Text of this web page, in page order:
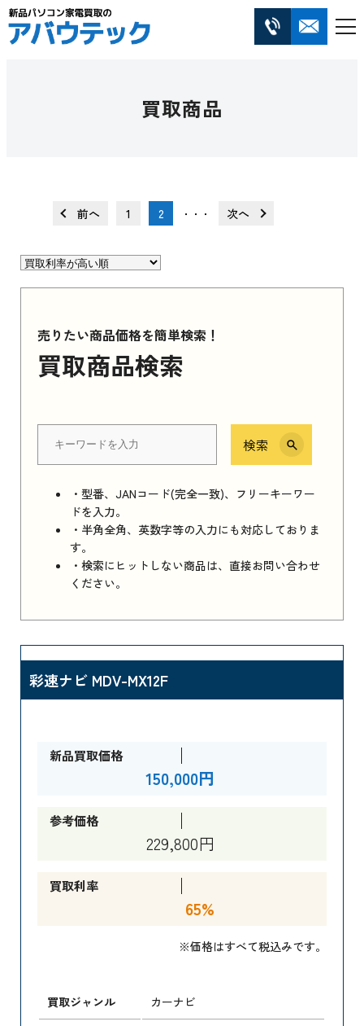
買取商品
前へ 1 2 ・・・ 次へ
売りたい商品価格を簡単検索！
買取商品検索
検索
・型番、JANコード(完全一致)、フリーキーワー
ドを入力。
・半角全角、英数字等の入力にも対応しておりま
す。
・検索にヒットしない商品は、直接お問い合わせ
ください。
彩速ナビ MDV-MX12F
新品買取価格
150,000円
参考価格
229,800円
買取利率
65%
※価格はすべて税込みです。
買取ジャンル カーナビ